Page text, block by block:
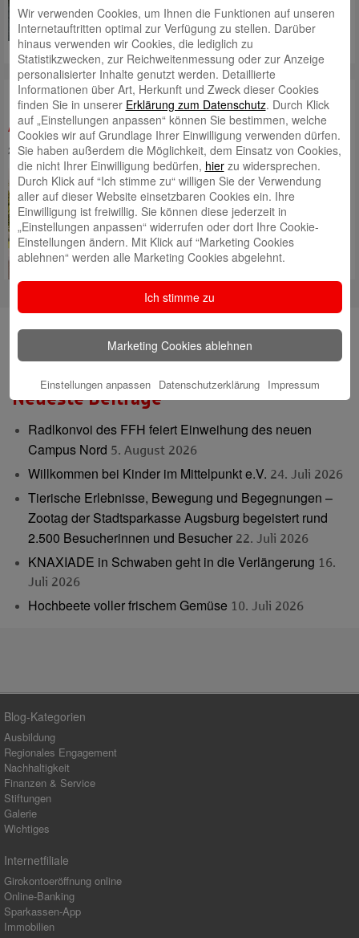
vorgenommen und möchte dies
auch transparent machen.Mehr
lesen
Nachhaltigkeit in der Stadtsparkasse
Augsburg
21. Januar 2021 | Kategorie:Nachhaltigkeit
"Kann ein Geldinstitut überhaupt
nachhaltig handeln"? Sicher!
Nachhaltigkeit und
wirtschaftlicher Erfolg sind eng
miteinander verknüpft.Mehr
lesen
Suche
Neueste Beiträge
Radlkonvoi des FFH feiert Einweihung des neuen
Campus Nord 5. August 2026
Willkommen bei Kinder im Mittelpunkt e.V. 24. Juli 2026
Tierische Erlebnisse, Bewegung und Begegnungen –
Zootag der Stadtsparkasse Augsburg begeistert rund
2.500 Besucherinnen und Besucher 22. Juli 2026
KNAXIADE in Schwaben geht in die Verlängerung 16.
Juli 2026
Hochbeete voller frischem Gemüse 10. Juli 2026
Blog-Kategorien
Ausbildung
Regionales Engagement
Nachhaltigkeit
Finanzen & Service
Stiftungen
Galerie
Wichtiges
Internetfiliale
Girokontoeröffnung online
Online-Banking
Sparkassen-App
Immobilien
Wir verwenden Cookies, um Ihnen die Funktionen auf unseren
Internetauftritten optimal zur Verfügung zu stellen. Darüber
hinaus verwenden wir Cookies, die lediglich zu
Statistikzwecken, zur Reichweitenmessung oder zur Anzeige
personalisierter Inhalte genutzt werden. Detaillierte
Informationen über Art, Herkunft und Zweck dieser Cookies
finden Sie in unserer Erklärung zum Datenschutz. Durch Klick
auf „Einstellungen anpassen“ können Sie bestimmen, welche
Cookies wir auf Grundlage Ihrer Einwilligung verwenden dürfen.
Sie haben außerdem die Möglichkeit, dem Einsatz von Cookies,
die nicht Ihrer Einwilligung bedürfen, hierzu widersprechen.
Durch Klick auf “Ich stimme zu“ willigen Sie der Verwendung
aller auf dieser Website einsetzbaren Cookies ein. Ihre
Einwilligung ist freiwillig. Sie können diese jederzeit in
„Einstellungen anpassen“ widerrufen oder dort Ihre Cookie-
Einstellungen ändern. Mit Klick auf “Marketing Cookies
ablehnen“ werden alle Marketing Cookies abgelehnt.
Ich stimme zu
Marketing Cookies ablehnen
Einstellungen anpassen Datenschutzerklärung Impressum